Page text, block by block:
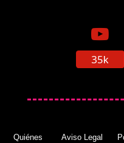
35k
Quiénes
Aviso Legal